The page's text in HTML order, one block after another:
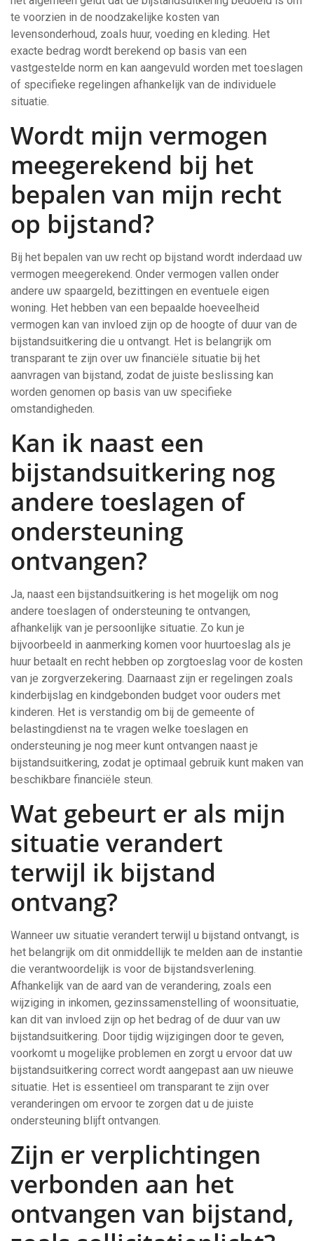
te voorzien in de noodzakelijke kosten van
levensonderhoud, zoals huur, voeding en kleding. Het
exacte bedrag wordt berekend op basis van een
vastgestelde norm en kan aangevuld worden met toeslagen
of specifieke regelingen afhankelijk van de individuele
situatie.
Wordt mijn vermogen
meegerekend bij het
bepalen van mijn recht
op bijstand?
Bij het bepalen van uw recht op bijstand wordt inderdaad uw
vermogen meegerekend. Onder vermogen vallen onder
andere uw spaargeld, bezittingen en eventuele eigen
woning. Het hebben van een bepaalde hoeveelheid
vermogen kan van invloed zijn op de hoogte of duur van de
bijstandsuitkering die u ontvangt. Het is belangrijk om
transparant te zijn over uw financiële situatie bij het
aanvragen van bijstand, zodat de juiste beslissing kan
worden genomen op basis van uw specifieke
omstandigheden.
Kan ik naast een
bijstandsuitkering nog
andere toeslagen of
ondersteuning
ontvangen?
Ja, naast een bijstandsuitkering is het mogelijk om nog
andere toeslagen of ondersteuning te ontvangen,
afhankelijk van je persoonlijke situatie. Zo kun je
bijvoorbeeld in aanmerking komen voor huurtoeslag als je
huur betaalt en recht hebben op zorgtoeslag voor de kosten
van je zorgverzekering. Daarnaast zijn er regelingen zoals
kinderbijslag en kindgebonden budget voor ouders met
kinderen. Het is verstandig om bij de gemeente of
belastingdienst na te vragen welke toeslagen en
ondersteuning je nog meer kunt ontvangen naast je
bijstandsuitkering, zodat je optimaal gebruik kunt maken van
beschikbare financiële steun.
Wat gebeurt er als mijn
situatie verandert
terwijl ik bijstand
ontvang?
Wanneer uw situatie verandert terwijl u bijstand ontvangt, is
het belangrijk om dit onmiddellijk te melden aan de instantie
die verantwoordelijk is voor de bijstandsverlening.
Afhankelijk van de aard van de verandering, zoals een
wijziging in inkomen, gezinssamenstelling of woonsituatie,
kan dit van invloed zijn op het bedrag of de duur van uw
bijstandsuitkering. Door tijdig wijzigingen door te geven,
voorkomt u mogelijke problemen en zorgt u ervoor dat uw
bijstandsuitkering correct wordt aangepast aan uw nieuwe
situatie. Het is essentieel om transparant te zijn over
veranderingen om ervoor te zorgen dat u de juiste
ondersteuning blijft ontvangen.
Zijn er verplichtingen
verbonden aan het
ontvangen van bijstand,